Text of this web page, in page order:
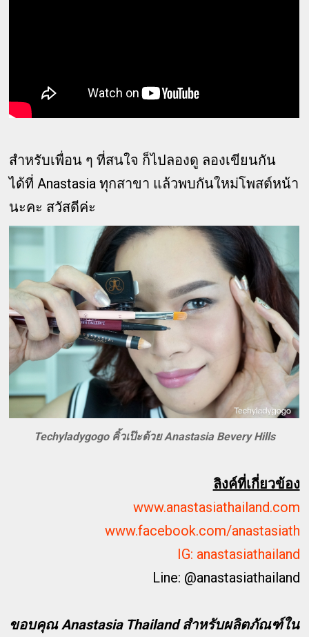
สำหรับเพื่อน ๆ ที่สนใจ ก็ไปลองดู ลองเขียนกัน
ได้ที่ Anastasia ทุกสาขา แล้วพบกันใหม่โพสต์หน้า
นะคะ สวัสดีค่ะ
Techyladygogo คิ้วเป๊ะด้วย Anastasia Bevery Hills
ลิงค์ที่เกี่ยวข้อง
www.anastasiathailand.com
www.facebook.com/anastasiath
IG: anastasiathailand
Line: @anastasiathailand
ขอบคุณ Anastasia Thailand สำหรับผลิตภัณฑ์ใน